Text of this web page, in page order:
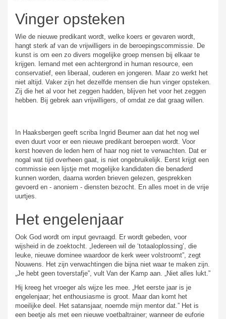
Vinger opsteken
Wie de nieuwe predikant wordt, welke koers er gevaren wordt,
hangt sterk af van de vrijwilligers in de beroepingscommissie. De
kunst is om een zo divers mogelijke groep mensen bij elkaar te
krijgen. Iemand met een achtergrond in human resource, een
conservatief, een liberaal, ouderen en jongeren. Maar zo werkt het
niet altijd. Vaker zijn het dezelfde mensen die hun vinger opsteken.
Zij die het al voor het zeggen hadden, blijven het voor het zeggen
hebben. Bij gebrek aan vrijwilligers, of omdat ze dat graag willen.
In Haaksbergen geeft scriba Ingrid Beumer aan dat het nog wel
even duurt voor er een nieuwe predikant beroepen wordt. Voor
kerst hoeven de leden hem of haar nog niet te verwachten. Dat er
nogal wat tijd overheen gaat, is niet ongebruikelijk. Eerst krijgt een
commissie een lijstje met mogelijke kandidaten die benaderd
kunnen worden, daarna worden brieven gelezen, gesprekken
gevoerd en - anoniem - diensten bezocht. En alles moet in de vrije
uurtjes.
Het engelenjaar
Ook God wordt om input gevraagd. Er wordt gebeden, voor
wijsheid in de zoektocht. „Iedereen wil de ‘totaaloplossing’, die
leuke, nieuwe dominee waardoor de kerk weer volstroomt”, zegt
Nouwens. Het zijn verwachtingen die bijna niet waar te maken zijn.
„Je hebt geen toverstafje”, vult Van der Kamp aan. „Niet alles lukt.”
Hij kreeg het vroeger als wijze les mee. „Het eerste jaar is je
engelenjaar; het enthousiasme is groot. Maar dan komt het
moeilijke deel. Het satansjaar, noemde mijn mentor dat.” Het is
een beetje als met een nieuwe voetbaltrainer; wanneer de euforie